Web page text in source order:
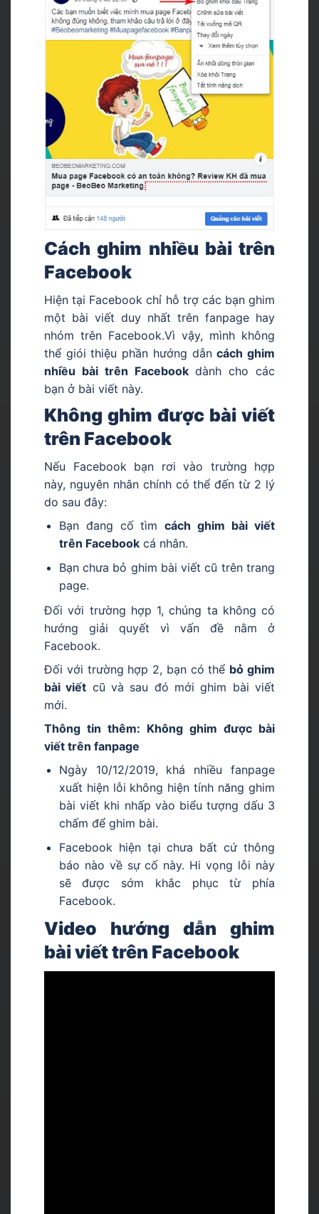
Cách ghim nhiều bài trên
Facebook
Hiện tại Facebook chỉ hỗ trợ các bạn ghim
một bài viết duy nhất trên fanpage hay
nhóm trên Facebook.Vì vậy, mình không
thể giói thiệu phần hướng dẫncách ghim
nhiều bài trên Facebookdành cho các
bạn ở bài viết này.
Không ghim được bài viết
trên Facebook
Nếu Facebook bạn rơi vào trường hợp
này, nguyên nhân chính có thể đến từ 2 lý
do sau đây:
Bạn đang cố tìmcách ghim bài viết
trên Facebookcá nhân.
Bạn chưa bỏ ghim bài viết cũ trên trang
page.
Đối với trường hợp 1, chúng ta không có
hướng giải quyết vì vấn đề nằm ở
Facebook.
Đối với trường hợp 2, bạn có thể bỏ ghim
bài viết cũ và sau đó mới ghim bài viết
mới.
Thông tin thêm: Không ghim được bài
viết trên fanpage
Ngày 10/12/2019, khá nhiều fanpage
xuất hiện lỗi không hiện tính năng ghim
bài viết khi nhấp vào biểu tượng dấu 3
chấm để ghim bài.
Facebook hiện tại chưa bất cứ thông
báo nào về sự cố này. Hi vọng lỗi này
sẽ được sớm khắc phục từ phía
Facebook.
Video hướng dẫn ghim
bài viết trên Facebook